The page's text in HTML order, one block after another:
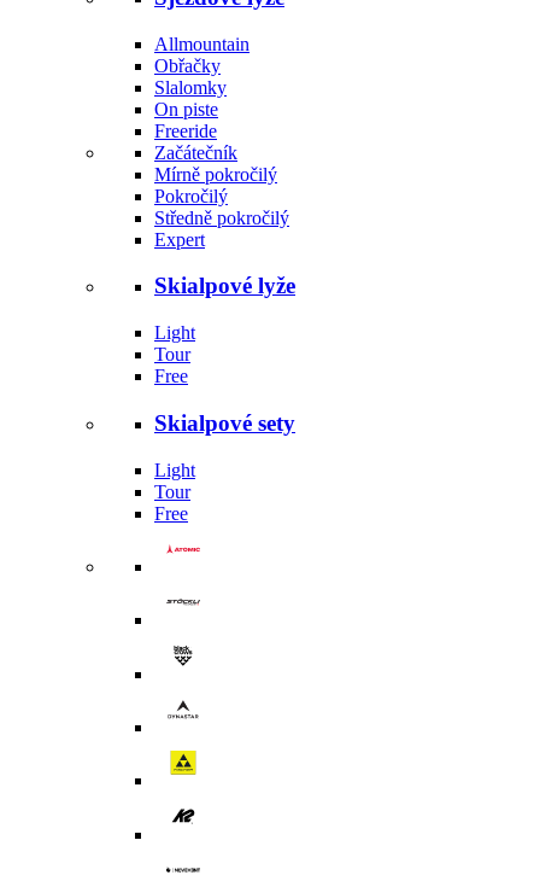
Allmountain
Obřačky
Slalomky
On piste
Freeride
Začátečník
Mírně pokročilý
Pokročilý
Středně pokročilý
Expert
Skialpové lyže
Light
Tour
Free
Skialpové sety
Light
Tour
Free